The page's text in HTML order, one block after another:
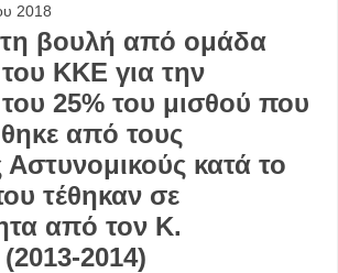
2018
βουλή από ομάδα
ΚΚΕ για την
25% του μισθού που
από τους
Αστυνομικούς κατά το
τέθηκαν σε
από τον Κ.
2014)